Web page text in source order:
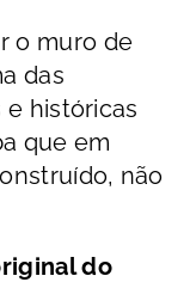
o muro de
das
históricas
que em
não
do